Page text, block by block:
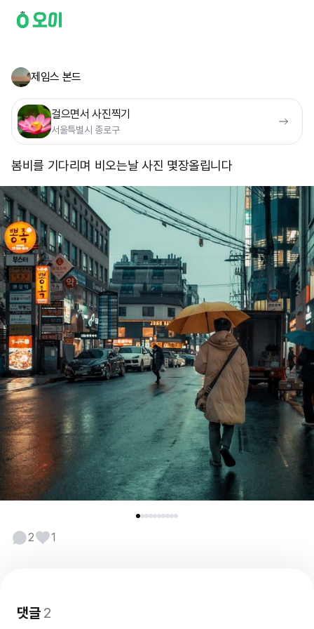
제임스 본드
걸으면서 사진찍기
서울특별시 종로구
봄비를 기다리며 비오는날 사진 몇장올립니다
2 1
댓글2